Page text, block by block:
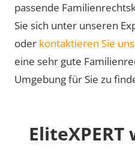
passende
Sie sich unter unseren
oder kontaktieren Sie uns
eine sehr gute
Umgebung für Sie zu